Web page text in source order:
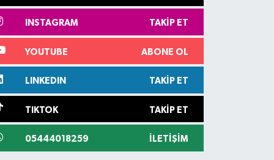
INSTAGRAM TAKIP ET
YOUTUBE ABONE OL
LINKEDIN TAKIP ET
TIKTOK TAKIP ET
05444018259 İLETIŞIM